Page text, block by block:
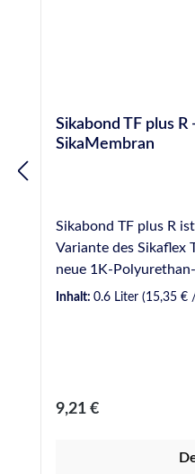
Sikabond TF plus
SikaMembran
Sikabond TF plus R
Variante des Sikaflex
neue 1K-
SikaMembran
Verklebung der Folien
Universal,
Outdoor plus,
Inhalt: 0.6 Liter (15,35 €
Regulärer Preis:
9,21 €